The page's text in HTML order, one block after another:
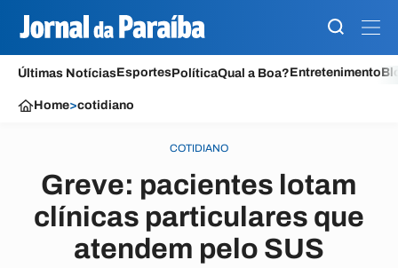
Últimas NotíciasEsportesPolíticaQual a Boa?Entretenimento
Home>cotidiano
COTIDIANO
Greve: pacientes lotam
clínicas particulares que
atendem pelo SUS